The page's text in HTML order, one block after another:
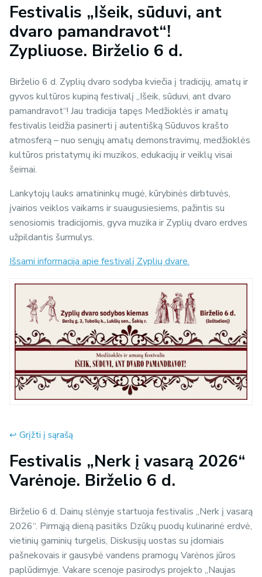
Festivalis „Išeik, sūduvi, ant
dvaro pamandravot“!
Zypliuose. Birželio 6 d.
Birželio 6 d. Zyplių dvaro sodyba kviečia į tradicijų, amatų ir
gyvos kultūros kupiną festivalį „Išeik, sūduvi, ant dvaro
pamandravot“! Jau tradicija tapęs Medžioklės ir amatų
festivalis leidžia pasinerti į autentišką Sūduvos krašto
atmosferą – nuo senųjų amatų demonstravimų, medžioklės
kultūros pristatymų iki muzikos, edukacijų ir veiklų visai
šeimai.
Lankytojų lauks amatininkų mugė, kūrybinės dirbtuvės,
įvairios veiklos vaikams ir suaugusiesiems, pažintis su
senosiomis tradicijomis, gyva muzika ir Zyplių dvaro erdves
užpildantis šurmulys.
Išsami informacija apie festivalį Zyplių dvare.
↩︎ Grįžti į sąrašą
Festivalis „Nerk į vasarą 2026“
Varėnoje. Birželio 6 d.
Birželio 6 d. Dainų slėnyje startuoja festivalis „Nerk į vasarą
2026“. Pirmąją dieną pasitiks Dzūkų puodų kulinarinė erdvė,
vietinių gaminių turgelis, Diskusijų uostas su įdomiais
pašnekovais ir gausybė vandens pramogų Varėnos jūros
paplūdimyje. Vakare scenoje pasirodys projekto „Naujas